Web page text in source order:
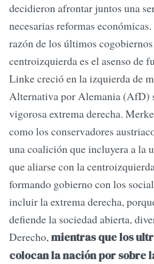
decidieron afrontar juntos una
necesarias reformas
razón de los últimos
centroizquierda es el asenso de
Linke creció en la izquierda de
Alternativa por Alemania (AfD)
vigorosa extrema derecha.
como los conservadores
una coalición que incluyera a la
que aliarse con la
formando gobierno con los
incluir la extrema derecha,
defiende la sociedad abierta,
Derecho,mientras que los
colocan la nación por sobre